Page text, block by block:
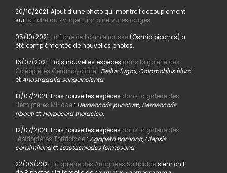
20/10/2021. Ajout d’une photo qui montre l’accouplement
sur la fiche du sympetrum à nervures rouges.
05/10/2021. La fiche de l’osmie rousse(Osmia bicornis) a
été complémentée de nouvelles photos.
16/07/2021. Trois nouvelles espèces dans la galerie des
Coléoptères Cerambycidae: Deilus fugax, Calamobius filum
etAnastragalia sanguinolenta.
13/07/2021. Trois nouvelles espèces dans la galerie des
Hémiptères Miridae: Deraeocoris punctum, Deraeocoris
ribautiet Harpocera thoracica.
12/07/2021. Trois nouvelles espèces dans la galerie des
Lépidoptères Tortricidae: Agapeta hamana, Clepsis
consimilanaet Lozotaeniodes formosana.
22/06/2021. La galerie des Araignées Salticidaes’enrichit